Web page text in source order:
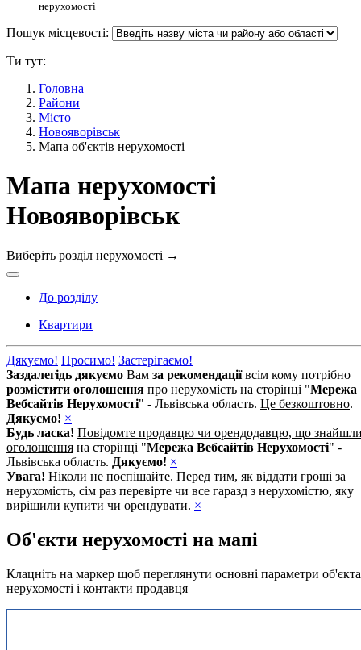
нерухомості
Пошук місцевості:
Ти тут:
Головна
Райони
Місто
Новояворівськ
Мапа об'єктів нерухомості
Мапа нерухомості
Новояворівськ
Виберіть розділ нерухомості →
До розділу
Квартири
Дякуємо! Просимо! Застерігаємо!
Заздалегідь дякуємо Вам за рекомендаціївсім кому потрібно
розмістити оголошення про нерухомість на сторінці "Мережа
Вебсайтів Нерухомості" - Львівська область. Це безкоштовно.
Дякуємо! ×
Будь ласка! Повідомте продавцю чи орендодавцю, що
оголошення на сторінці "Мережа Вебсайтів Нерухомості" -
Львівська область. Дякуємо! ×
Увага! Ніколи не поспішайте. Перед тим, як віддати гроші за
нерухомість, сім раз перевірте чи все гаразд з нерухомістю, яку
вирішили купити чи орендувати. ×
Об'єкти нерухомості на мапі
Клацніть на маркер щоб переглянути основні параметри об'єкта
нерухомості і контакти продавця